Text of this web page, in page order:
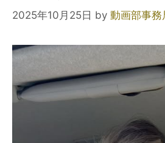
2025年10月25日 by 動画部事務